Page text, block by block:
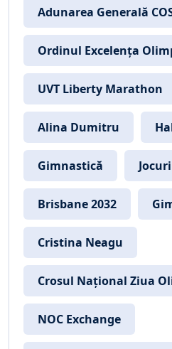
Adunarea Generală
Ordinul Excelența
UVT Liberty Marathon
Alina Dumitru
Gimnastică
Brisbane 2032
Cristina Neagu
Crosul Național Ziua
NOC Exchange